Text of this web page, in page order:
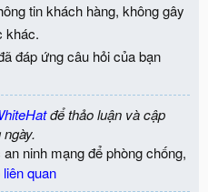
tin khách hàng, không gây
khác.
đáp ứng câu hỏi của bạn
để thảo luận và cập
ninh mạng để phòng chống,
quan